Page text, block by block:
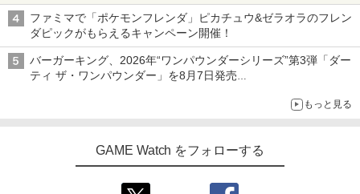
ファミマで「ポケモンフレンダ」ピカチュウ&ゼラオラのフレン
ダピックがもらえるキャンペーン開催！
バーガーキング、2026年“ワンパウンダーシリーズ”第3弾「ダー
ティ ザ・ワンパウンダー」を8月7日発売
もっと見る
GAME Watch をフォローする